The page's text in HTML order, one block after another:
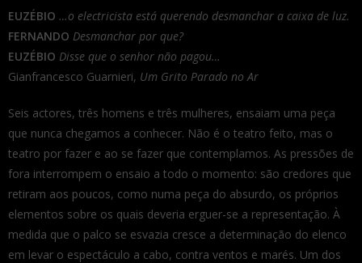
EUZÉBIO …o electricista está querendo desmanchar a caixa de luz.
FERNANDO Desmanchar por que?
EUZÉBIO Disse que o senhor não pagou…
Gianfrancesco Guarnieri, Um Grito Parado no Ar
Seis actores, três homens e três mulheres, ensaiam uma peça
que nunca chegamos a conhecer. Não é o teatro feito, mas o
teatro por fazer e ao se fazer que contemplamos. As pressões de
fora interrompem o ensaio a todo o momento: são credores que
retiram aos poucos, como numa peça do absurdo, os próprios
elementos sobre os quais deveria erguer-se a representação. À
medida que o palco se esvazia cresce a determinação do elenco
em levar o espectáculo a cabo, contra ventos e marés. Um dos